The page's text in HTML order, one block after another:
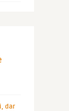
dar